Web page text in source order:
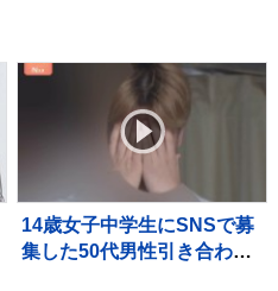
14歳女子中学生にSNSで募
集した50代男性引き合わせ